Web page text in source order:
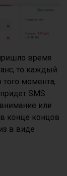
время
то каждый
того момента,
SMS
или
конце концов
в виде